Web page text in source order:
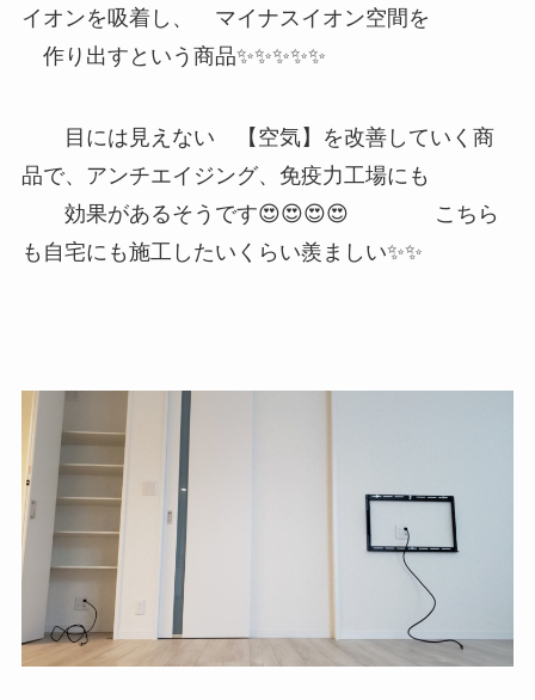
イオンを吸着し、 マイナスイオン空間を
作り出すという商品✨✨✨✨✨
目には見えない 【空気】を改善していく商
品で、アンチエイジング、免疫力工場にも
効果があるそうです😍😍😍😍 こちら
も自宅にも施工したいくらい羨ましい✨✨